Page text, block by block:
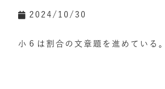
2024/10/30
小６は割合の文章題を進めている。